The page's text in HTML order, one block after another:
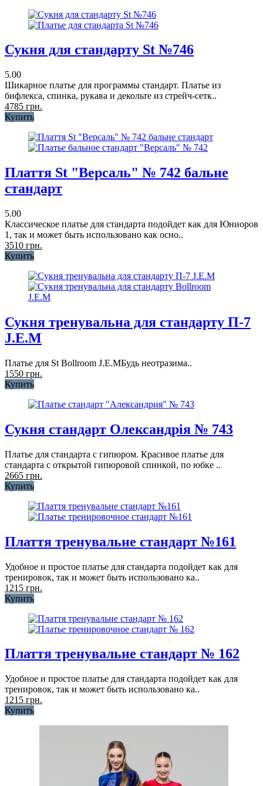
Сукня для стандарту St №746
5.00
Шикарное платье для программы стандарт. Платье из
бифлекса, спинка, рукава и декольте из стрейч-сетк..
4785 грн.
Купить
Плаття St "Версаль" № 742 бальне
стандарт
5.00
Классическое платье для стандарта подойдет как для Юниоров
1, так и может быть использовано как осно..
3510 грн.
Купить
Сукня тренувальна для стандарту П-7
J.E.M
Платье для St Bollroom J.E.MБудь неотразима..
1550 грн.
Купить
Сукня стандарт Олександрія № 743
Платье для стандарта с гипюром. Красивое платье для
стандарта с открытой гипюровой спинкой, по юбке ..
2665 грн.
Купить
Плаття тренувальне стандарт №161
Удобное и простое платье для стандарта подойдет как для
тренировок, так и может быть использовано ка..
1215 грн.
Купить
Плаття тренувальне стандарт № 162
Удобное и простое платье для стандарта подойдет как для
тренировок, так и может быть использовано ка..
1215 грн.
Купить